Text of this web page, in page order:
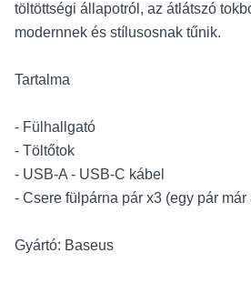
töltöttségi állapotról, az átlátszó
modernnek és stílusosnak tűnik.
Tartalma
- Fülhallgató
- Töltőtok
- USB-A - USB-C kábel
- Csere fülpárna pár x3 (egy pár
Gyártó: Baseus